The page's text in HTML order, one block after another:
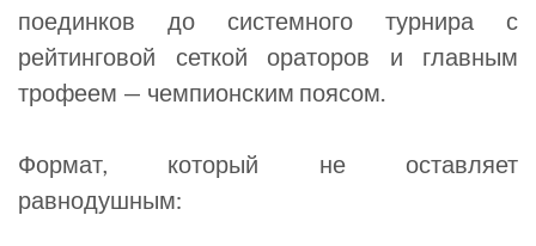
поединков до системного турнира с
рейтинговой сеткой ораторов и главным
трофеем — чемпионским поясом.
Формат, который не оставляет
равнодушным: